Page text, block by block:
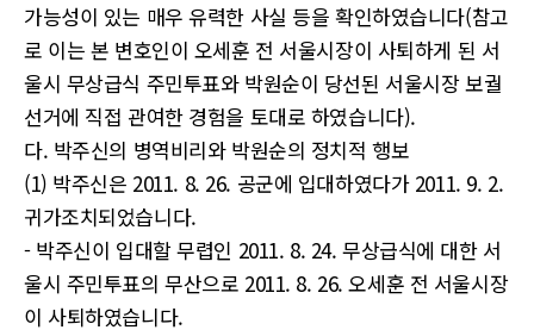
가능성이 있는 매우 유력한 사실 등을 확인하였습니다(참고
로 이는 본 변호인이 오세훈 전 서울시장이 사퇴하게 된 서
울시 무상급식 주민투표와 박원순이 당선된 서울시장 보궐
선거에 직접 관여한 경험을 토대로 하였습니다).
다. 박주신의 병역비리와 박원순의 정치적 행보
(1) 박주신은 2011. 8. 26. 공군에 입대하였다가 2011. 9. 2.
귀가조치되었습니다.
- 박주신이 입대할 무렵인 2011. 8. 24. 무상급식에 대한 서
울시 주민투표의 무산으로 2011. 8. 26. 오세훈 전 서울시장
이 사퇴하였습니다.